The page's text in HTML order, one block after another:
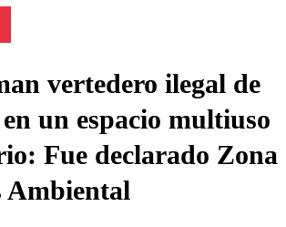
vertedero ilegal de
un espacio multiuso
Fue declarado Zona
Ambiental